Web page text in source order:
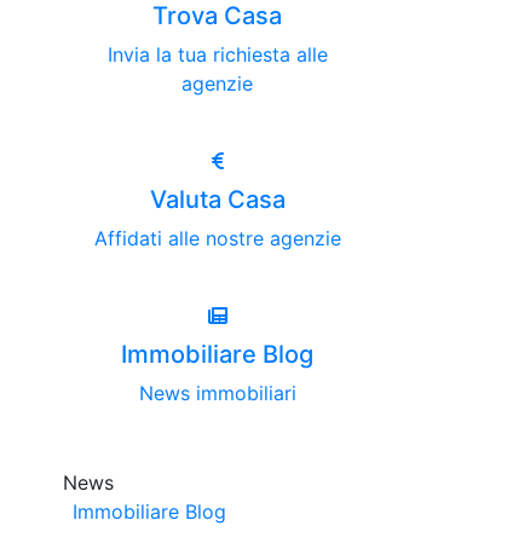
Trova Casa
Invia la tua richiesta alle
agenzie
Valuta Casa
Affidati alle nostre agenzie
Immobiliare Blog
News immobiliari
News
Immobiliare Blog